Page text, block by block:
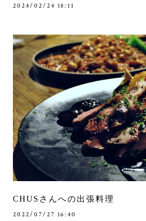
2024/02/24 18:11
CHUSさんへの出張料理
2022/07/27 16:40